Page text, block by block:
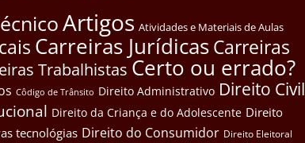
Artigos Atividades e Materiais de Aulas
Carreiras JurídicasCarreiras
Trabalhistas Certo ou errado?
Côdigo de Trânsito Direito Administrativo Direito Civil
Direito da Criança e do Adolescente Direito
tecnológias Direito do Consumidor Direito Eleitoral